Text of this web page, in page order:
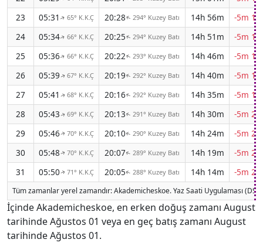
23
05:31 ↑65° K.K.Ç 20:28↑294° Kuzey Batı 14h 56m
-5m
24
05:34↑66° K.K.Ç 20:25↑294° Kuzey Batı 14h 51m
-5m
25
05:36↑66° K.K.Ç 20:22↑293° Kuzey Batı 14h 46m
-5m
26
05:39↑67° K.K.Ç 20:19↑ 292° Kuzey Batı 14h 40m
-5m
27
05:41 ↑68° K.K.Ç 20:16↑ 292° Kuzey Batı 14h 35m
-5m
28
05:43↑69° K.K.Ç 20:13↑ 291° Kuzey Batı 14h 30m
-5m
29
05:46↑70° K.K.Ç 20:10↑ 290° Kuzey Batı 14h 24m
-5m
30
05:48↑70° K.K.Ç 20:07↑ 289° Kuzey Batı 14h 19m
-5m
31
05:50↑71° K.K.Ç 20:05↑ 288° Kuzey Batı 14h 14m -5m
Tüm zamanlar yerel zamandır: Akademicheskoe. Yaz Saati Uygulaması
İçinde Akademicheskoe, en erken doğuş zamanı August
tarihinde Ağustos 01 veya en geç batış zamanı August
tarihinde Ağustos 01.